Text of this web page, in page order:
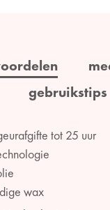
gebruikstips
tot 25 uur
wax